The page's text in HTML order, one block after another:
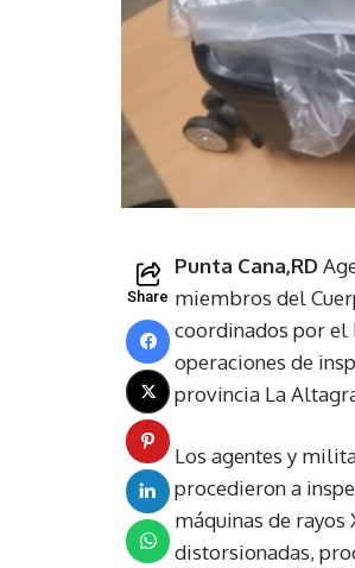
Share
Punta Cana,RD
miembros del
coordinados por el
operaciones de
provincia La
Los agentes y
procedieron a
máquinas de rayos
distorsionadas,